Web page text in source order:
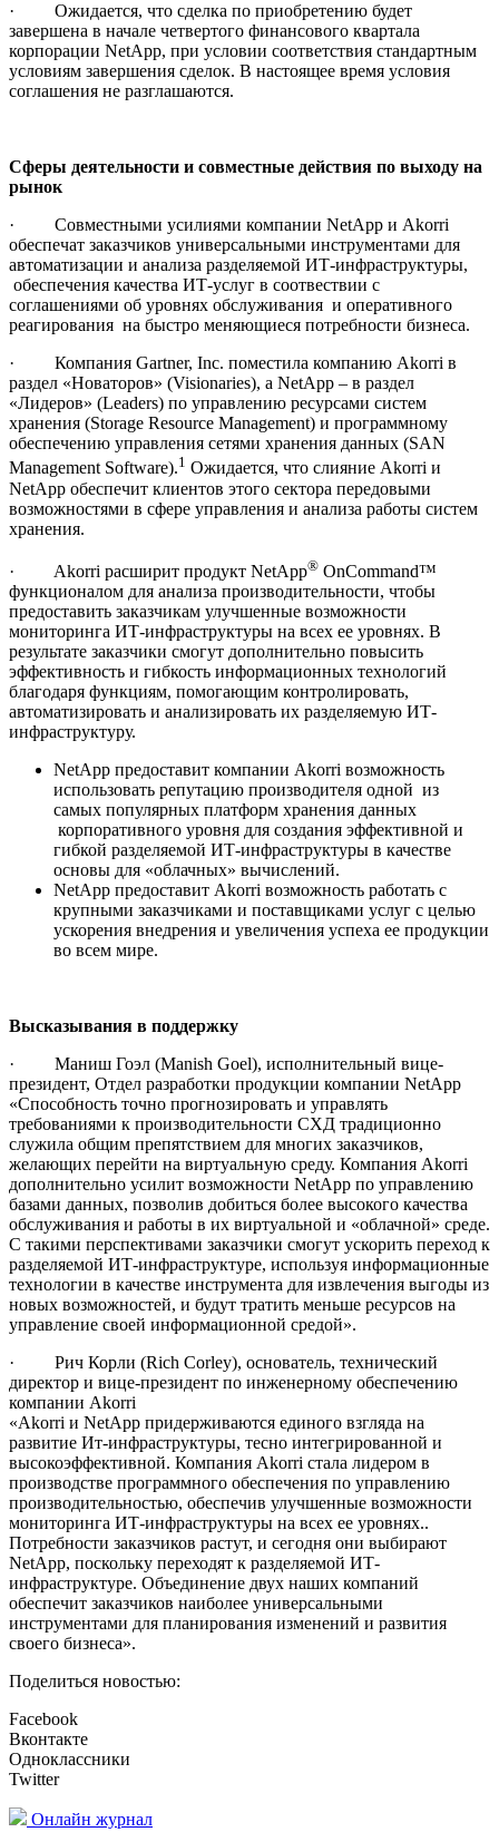
· Ожидается, что сделка по приобретению будет
завершена в начале четвертого финансового квартала
корпорации NetApp, при условии соответствия стандартным
условиям завершения сделок. В настоящее время условия
соглашения не разглашаются.
Сферы деятельности и совместные действия по выходу на
рынок
· Совместными усилиями компании NetApp и Akorri
обеспечат заказчиков универсальными инструментами для
автоматизации и анализа разделяемой ИТ-инфраструктуры,
обеспечения качества ИТ-услуг в соотвествии с
соглашениями об уровнях обслуживания и оперативного
реагирования на быстро меняющиеся потребности бизнеса.
· Компания Gartner, Inc. поместила компанию Akorri в
раздел «Новаторов» (Visionaries), а NetApp – в раздел
«Лидеров» (Leaders) по управлению ресурсами систем
хранения (Storage Resource Management) и программному
обеспечению управления сетями хранения данных (SAN
Management Software).1 Ожидается, что слияние Akorri и
NetApp обеспечит клиентов этого сектора передовыми
возможностями в сфере управления и анализа работы систем
хранения.
· Akorri расширит продукт NetApp® OnCommand™
функционалом для анализа производительности, чтобы
предоставить заказчикам улучшенные возможности
мониторинга ИТ-инфраструктуры на всех ее уровнях. В
результате заказчики смогут дополнительно повысить
эффективность и гибкость информационных технологий
благодаря функциям, помогающим контролировать,
автоматизировать и анализировать их разделяемую ИТ-
инфраструктуру.
NetApp предоставит компании Akorri возможность
использовать репутацию производителя одной из
самых популярных платформ хранения данных
корпоративного уровня для создания эффективной и
гибкой разделяемой ИТ-инфраструктуры в качестве
основы для «облачных» вычислений.
NetApp предоставит Akorri возможность работать с
крупными заказчиками и поставщиками услуг с целью
ускорения внедрения и увеличения успеха ее продукции
во всем мире.
Высказывания в поддержку
· Маниш Гоэл (Manish Goel), исполнительный вице-
президент, Отдел разработки продукции компании NetApp
«Способность точно прогнозировать и управлять
требованиями к производительности СХД традиционно
служила общим препятствием для многих заказчиков,
желающих перейти на виртуальную среду. Компания Akorri
дополнительно усилит возможности NetApp по управлению
базами данных, позволив добиться более высокого качества
обслуживания и работы в их виртуальной и «облачной» среде.
С такими перспективами заказчики смогут ускорить переход к
разделяемой ИТ-инфраструктуре, используя информационные
технологии в качестве инструмента для извлечения выгоды из
новых возможностей, и будут тратить меньше ресурсов на
управление своей информационной средой».
· Рич Корли (Rich Corley), основатель, технический
директор и вице-президент по инженерному обеспечению
компании Akorri
«Akorri и NetApp придерживаются единого взгляда на
развитие Ит-инфраструктуры, тесно интегрированной и
высокоэффективной. Компания Akorri стала лидером в
производстве программного обеспечения по управлению
производительностью, обеспечив улучшенные возможности
мониторинга ИТ-инфраструктуры на всех ее уровнях..
Потребности заказчиков растут, и сегодня они выбирают
NetApp, поскольку переходят к разделяемой ИТ-
инфраструктуре. Объединение двух наших компаний
обеспечит заказчиков наиболее универсальными
инструментами для планирования изменений и развития
своего бизнеса».
Поделиться новостью:
Facebook
Вконтакте
Одноклассники
Twitter
Онлайн журнал